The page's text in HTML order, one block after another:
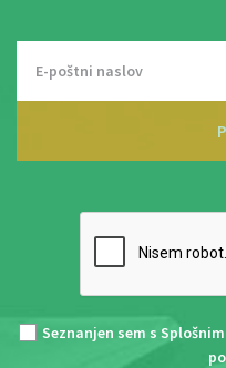
Seznanjen sem s